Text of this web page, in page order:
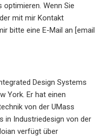
optimieren. Wenn Sie
mit mir Kontakt
bitte eine E-Mail an [email
Design Systems
York. Er hat einen
von der UMass
in Industriedesign von der
verfügt über